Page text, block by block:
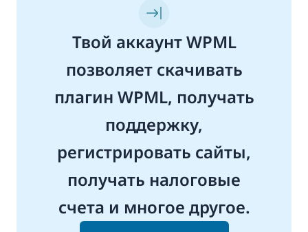
Твой аккаунт WPML
позволяет скачивать
плагин WPML, получать
поддержку,
регистрировать сайты,
получать налоговые
счета и многое другое.